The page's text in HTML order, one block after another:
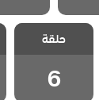
مسلسل لا تترك
يدي مدبلج
الحلقة 6
حلقة
6